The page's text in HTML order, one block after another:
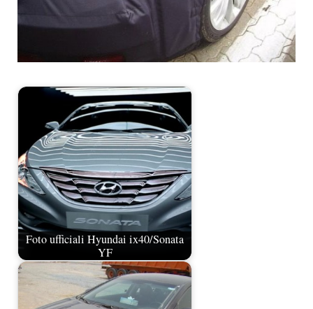
Foto ufficiali Hyundai ix40/Sonata
YF